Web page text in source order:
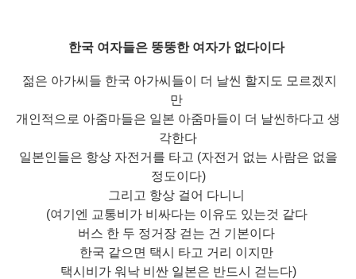
한국 여자들은 뚱뚱한 여자가 없다이다
젊은 아가씨들 한국 아가씨들이 더 날씬 할지도 모르겠지
만
개인적으로 아줌마들은 일본 아줌마들이 더 날씬하다고 생
각한다
일본인들은 항상 자전거를 타고 (자전거 없는 사람은 없을
정도이다)
그리고 항상 걸어 다니니
(여기엔 교통비가 비싸다는 이유도 있는것 같다
버스 한 두 정거장 걷는 건 기본이다
한국 같으면 택시 타고 거리 이지만
택시비가 워낙 비싼 일본은 반드시 걷는다)